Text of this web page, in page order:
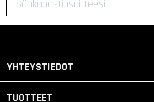
YHTEYSTIEDOT
TUOTTEET